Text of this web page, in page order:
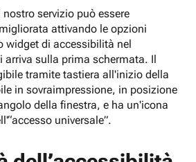
servizio può essere
attivando le opzioni
widget di accessibilità nel
arriva sulla prima schermata. Il
tramite tastiera all'inizio della
in sovraimpressione, in posizione
della finestra, e ha un'icona
universale”.